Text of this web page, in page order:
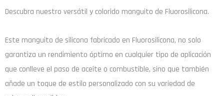
Descubra nuestro versátil y colorido manguito de Fluorosilicona.
Este manguito de silicona fabricado en Fluorosilicona, no solo
garantiza un rendimiento óptimo en cualquier tipo de aplicación
que conlleve el paso de aceite o combustible, sino que también
añade un toque de estilo personalizado con su variedad de